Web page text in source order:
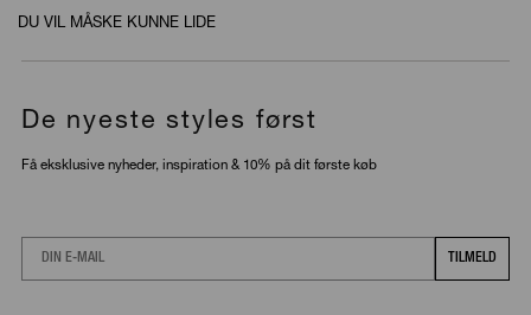
DU VIL MÅSKE KUNNE LIDE
De nyeste styles først
Få eksklusive nyheder, inspiration & 10% på dit første køb
Email
TILMELD